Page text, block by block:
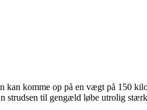
kan komme op på en vægt på 150
til gengæld løbe utrolig